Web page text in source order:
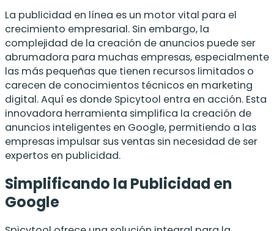
La publicidad en línea es un motor vital para el
crecimiento empresarial. Sin embargo, la
complejidad de la creación de anuncios puede ser
abrumadora para muchas empresas, especialmente
las más pequeñas que tienen recursos limitados o
carecen de conocimientos técnicos en marketing
digital. Aquí es donde Spicytool entra en acción. Esta
innovadora herramienta simplifica la creación de
anuncios inteligentes en Google, permitiendo a las
empresas impulsar sus ventas sin necesidad de ser
expertos en publicidad.
Simplificando la Publicidad en
Google